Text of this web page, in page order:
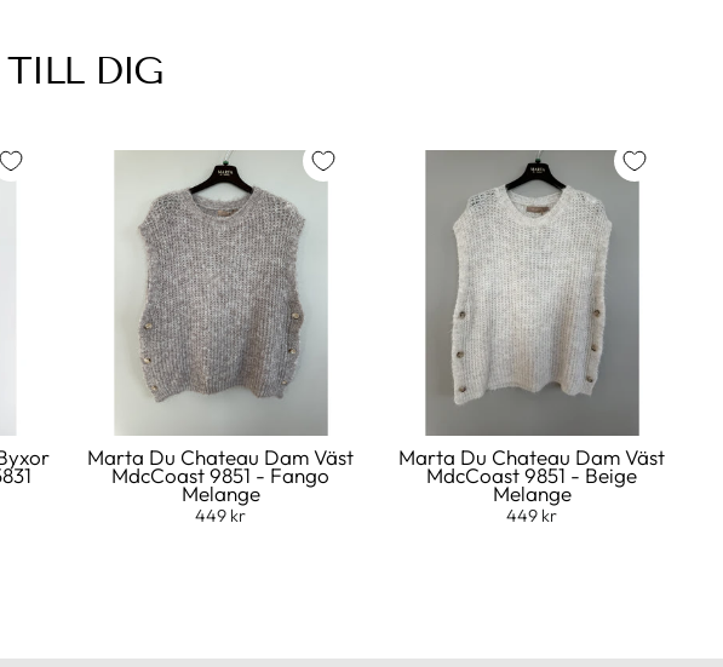
TILL DIG
Marta Du Chateau Dam Väst
MdcCoast 9851 - Fango
Melange
449 kr
Marta Du Chateau Dam Väst
MdcCoast 9851 - Beige
Melange
449 kr